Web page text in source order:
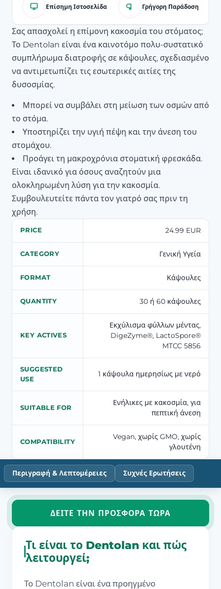
Επίσημη Ιστοσελίδα Γρήγορη Παράδοση
Σας απασχολεί η επίμονη κακοσμία του στόματος;
Το Dentolan είναι ένα καινοτόμο πολυ-συστατικό
συμπλήρωμα διατροφής σε κάψουλες, σχεδιασμένο
να αντιμετωπίζει τις εσωτερικές αιτίες της
δυσοσμίας.
Μπορεί να συμβάλει στη μείωση των οσμών από
το στόμα.
Υποστηρίζει την υγιή πέψη και την άνεση του
στομάχου.
Προάγει τη μακροχρόνια στοματική φρεσκάδα.
Είναι ιδανικό για όσους αναζητούν μια
ολοκληρωμένη λύση για την κακοσμία.
Συμβουλευτείτε πάντα τον γιατρό σας πριν τη
χρήση.
PRICE 24.99 EUR
CATEGORY Γενική Υγεία
FORMAT Κάψουλες
QUANTITY 30 ή 60 κάψουλες
KEY ACTIVES
Εκχύλισμα φύλλων μέντας,
DigeZyme®, LactoSpore®
MTCC 5856
SUGGESTED
USE
1 κάψουλα ημερησίως με νερό
SUITABLE FOR
Ενήλικες με κακοσμία, για
πεπτική άνεση
COMPATIBILITY
Vegan, χωρίς GMO, χωρίς
γλουτένη
Περιγραφή & Λεπτομέρειες Συχνές Ερωτήσεις
ΔΕΊΤΕ ΤΗΝ ΠΡΟΣΦΟΡΆ ΤΏΡΑ
Τι είναι το Dentolan και πώς
λειτουργεί;
Το Dentolan είναι ένα προηγμένο